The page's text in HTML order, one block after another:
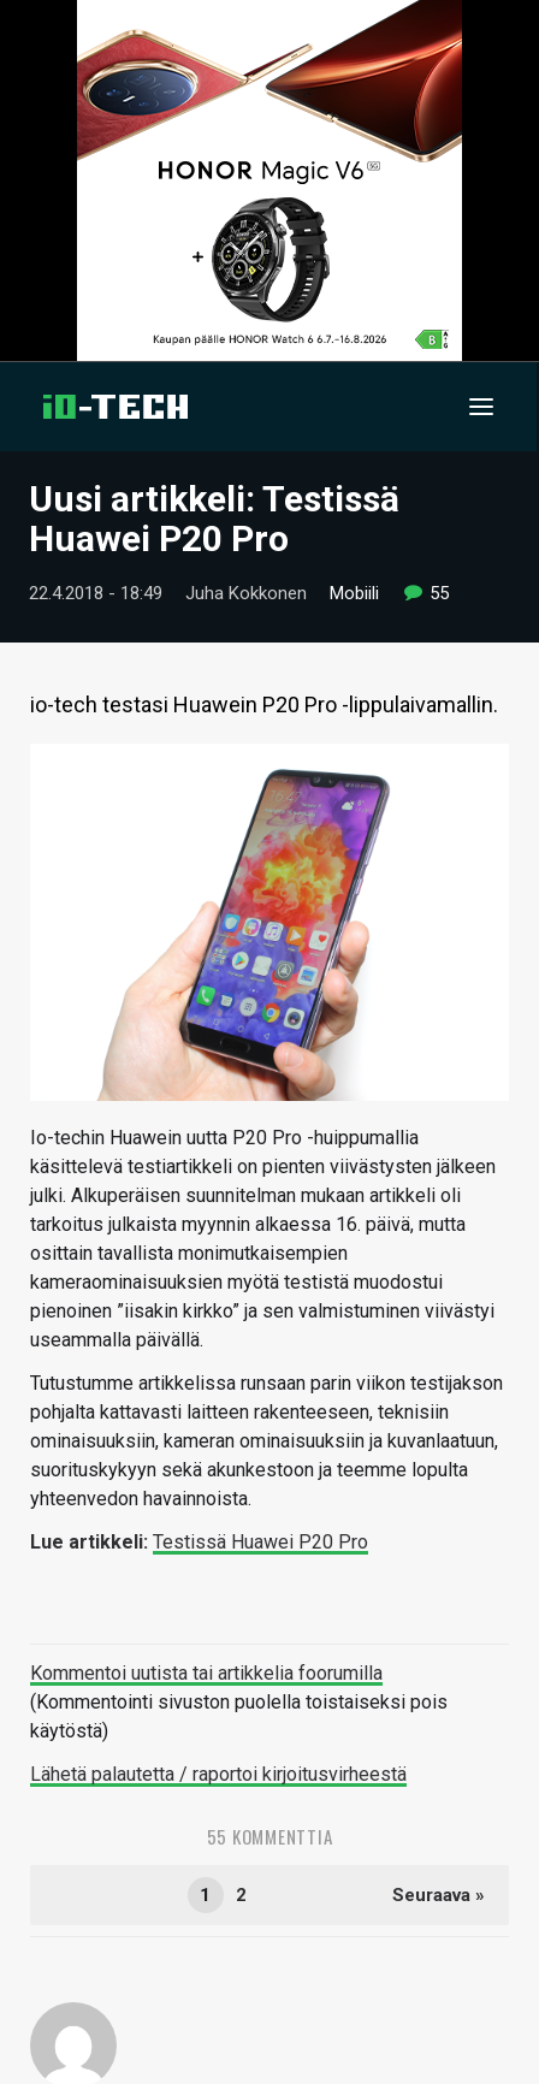
UUTISET
Uusi artikkeli: Testissä
Huawei P20 Pro
22.4.2018 - 18:49 Juha Kokkonen Mobiili 55
io-tech testasi Huawein P20 Pro -lippulaivamallin.
Io-techin Huawein uutta P20 Pro -huippumallia
käsittelevä testiartikkeli on pienten viivästysten jälkeen
julki. Alkuperäisen suunnitelman mukaan artikkeli oli
tarkoitus julkaista myynnin alkaessa 16. päivä, mutta
osittain tavallista monimutkaisempien
kameraominaisuuksien myötä testistä muodostui
pienoinen ”iisakin kirkko” ja sen valmistuminen viivästyi
useammalla päivällä.
Tutustumme artikkelissa runsaan parin viikon testijakson
pohjalta kattavasti laitteen rakenteeseen, teknisiin
ominaisuuksiin, kameran ominaisuuksiin ja kuvanlaatuun,
suorituskykyyn sekä akunkestoon ja teemme lopulta
yhteenvedon havainnoista.
Lue artikkeli: Testissä Huawei P20 Pro
Kommentoi uutista tai artikkelia foorumilla
(Kommentointi sivuston puolella toistaiseksi pois
käytöstä)
Lähetä palautetta / raportoi kirjoitusvirheestä
55 KOMMENTTIA
1 2 Seuraava »